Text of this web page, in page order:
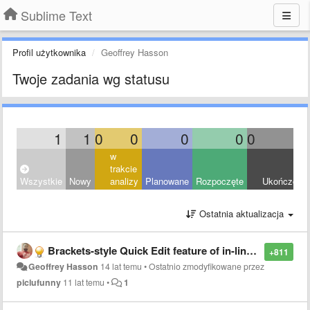
Sublime Text
Profil użytkownika Geoffrey Hasson
Twoje zadania wg statusu
1 1 0 0 0 0 0
Wszystkie Nowy
w
trakcie
analizy
Planowane Rozpoczęte Ukończony
Ostatnia aktualizacja
+811
Brackets-style Quick Edit feature of in-line CSS styling
Geoffrey Hasson 14 lat temu •Ostatnio zmodyfikowane przez
piclufunny 11 lat temu • 1